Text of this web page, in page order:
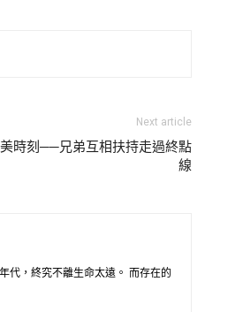
Next article
時刻──兄弟互相扶持走過終點
線
代，終究不離生命太遠。 而存在的